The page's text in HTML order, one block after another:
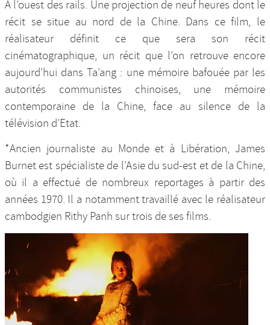
A l’ouest des rails. Une projection de neuf heures dont le
récit se situe au nord de la Chine. Dans ce film, le
réalisateur définit ce que sera son récit
cinématographique, un récit que l’on retrouve encore
aujourd’hui dans Ta’ang : une mémoire bafouée par les
autorités communistes chinoises, une mémoire
contemporaine de la Chine, face au silence de la
télévision d’Etat.
*Ancien journaliste au Monde et à Libération, James
Burnet est spécialiste de l’Asie du sud-est et de la Chine,
où il a effectué de nombreux reportages à partir des
années 1970. Il a notamment travaillé avec le réalisateur
cambodgien Rithy Panh sur trois de ses films.